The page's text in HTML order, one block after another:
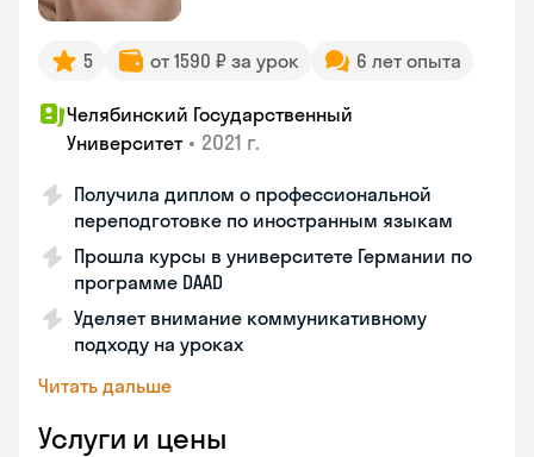
5 от 1590 ₽ за урок 6 лет опыта
Челябинский Государственный
Университет • 2021 г.
Получила диплом о профессиональной
переподготовке по иностранным языкам
Прошла курсы в университете Германии по
программе DAAD
Уделяет внимание коммуникативному
подходу на уроках
Читать дальше
Услуги и цены